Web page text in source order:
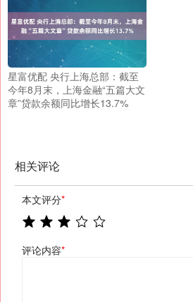
星富优配 央行上海总部：截至
今年8月末，上海金融“五篇大文
章”贷款余额同比增长13.7%
相关评论
本文评分*
评论内容*